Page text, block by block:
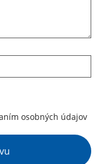
osobných údajov